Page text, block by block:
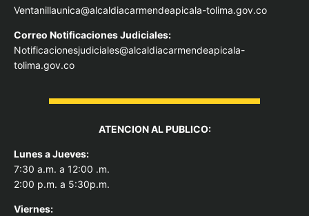
Ventanillaunica@alcaldiacarmendeapicala-tolima.gov.co
Correo Notificaciones Judiciales:
Notificacionesjudiciales@alcaldiacarmendeapicala-
tolima.gov.co
ATENCION AL PUBLICO:
Lunes a Jueves:
7:30 a.m. a 12:00 .m.
2:00 p.m. a 5:30p.m.
Viernes: